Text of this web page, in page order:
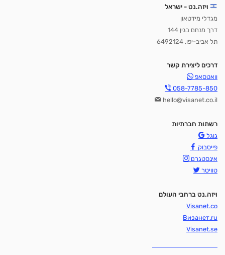
ויזה.נט - ישראל
מגדלי מידטאון
דרך מנחם בגין 144
תל אביב-יפו, 6492124
דרכים ליצירת קשר
וואטסאפ
058-7785-850
hello@visanet.co.il
רשתות חברתיות
גוגל
פייסבוק
אינסטגרם
טוויטר
ויזה.נט ברחבי העולם
Visanet.co
Визанет.ru
Visanet.se